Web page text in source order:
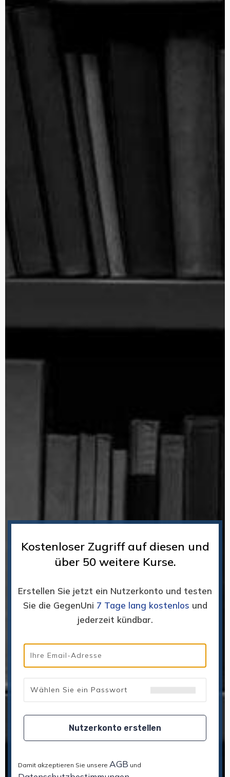
Kostenloser Zugriff auf diesen und
über 50 weitere Kurse.
Erstellen Sie jetzt ein Nutzerkonto und testen
Sie die GegenUni 7 Tage lang kostenlos und
jederzeit kündbar.
Nutzerkonto erstellen
Damit akzeptieren Sie unsere AGB und